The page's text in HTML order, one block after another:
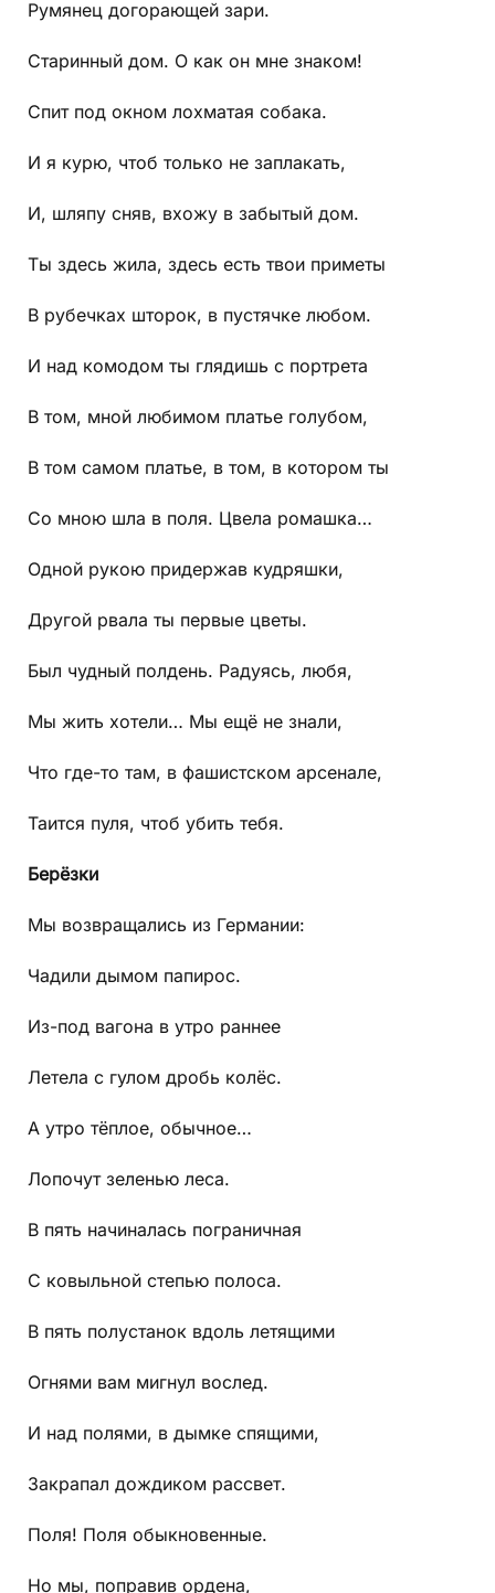
Румянец догорающей зари.
Старинный дом. О как он мне знаком!
Спит под окном лохматая собака.
И я курю, чтоб только не заплакать,
И, шляпу сняв, вхожу в забытый дом.
Ты здесь жила, здесь есть твои приметы
В рубечках шторок, в пустячке любом.
И над комодом ты глядишь с портрета
В том, мной любимом платье голубом,
В том самом платье, в том, в котором ты
Со мною шла в поля. Цвела ромашка…
Одной рукою придержав кудряшки,
Другой рвала ты первые цветы.
Был чудный полдень. Радуясь, любя,
Мы жить хотели… Мы ещё не знали,
Что где-то там, в фашистском арсенале,
Таится пуля, чтоб убить тебя.
Берёзки
Мы возвращались из Германии:
Чадили дымом папирос.
Из-под вагона в утро раннее
Летела с гулом дробь колёс.
А утро тёплое, обычное…
Лопочут зеленью леса.
В пять начиналась пограничная
С ковыльной степью полоса.
В пять полустанок вдоль летящими
Огнями вам мигнул вослед.
И над полями, в дымке спящими,
Закрапал дождиком рассвет.
Поля! Поля обыкновенные.
Но мы, поправив ордена,